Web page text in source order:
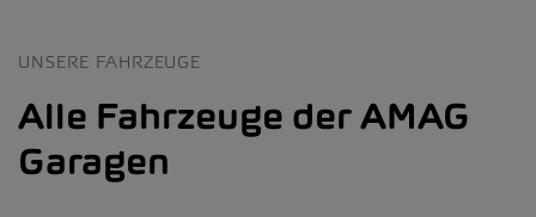
UNSERE FAHRZEUGE
Alle Fahrzeuge der AMAG
Garagen